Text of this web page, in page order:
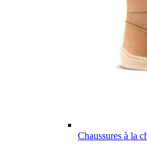
Chaussures à la